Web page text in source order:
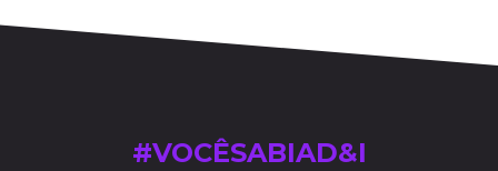
#VOCÊSABIAD&I